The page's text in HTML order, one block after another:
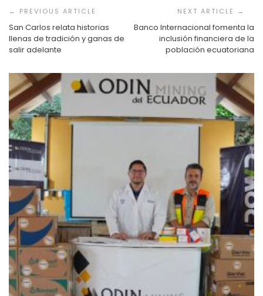
de
entradas
San Carlos relata historias
llenas de tradición y ganas de
salir adelante
Banco Internacional fomenta la
inclusión financiera de la
población ecuatoriana